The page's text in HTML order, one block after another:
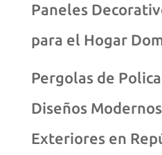
Paneles
para el Hogar
Pergolas de
Diseños
Exteriores en